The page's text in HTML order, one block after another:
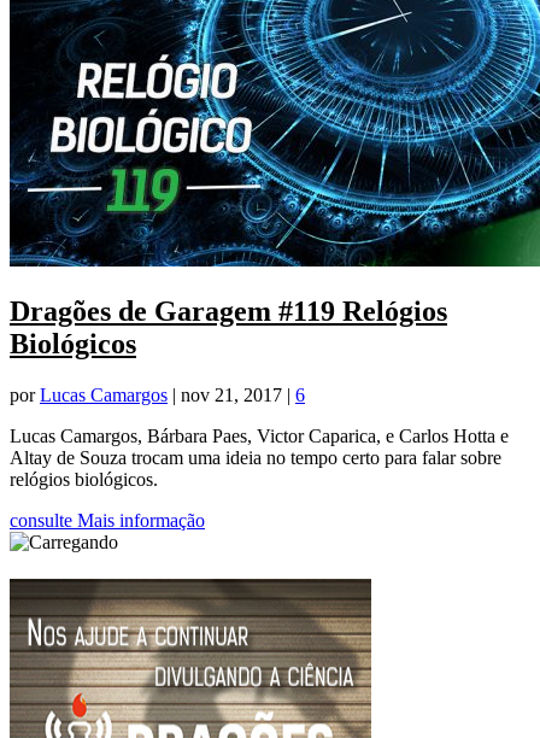
Dragões de Garagem #119 Relógios
Biológicos
porLucas Camargos | nov 21, 2017 | 6
Lucas Camargos, Bárbara Paes, Victor Caparica, e Carlos Hotta e
Altay de Souza trocam uma ideia no tempo certo para falar sobre
relógios biológicos.
consulte Mais informação